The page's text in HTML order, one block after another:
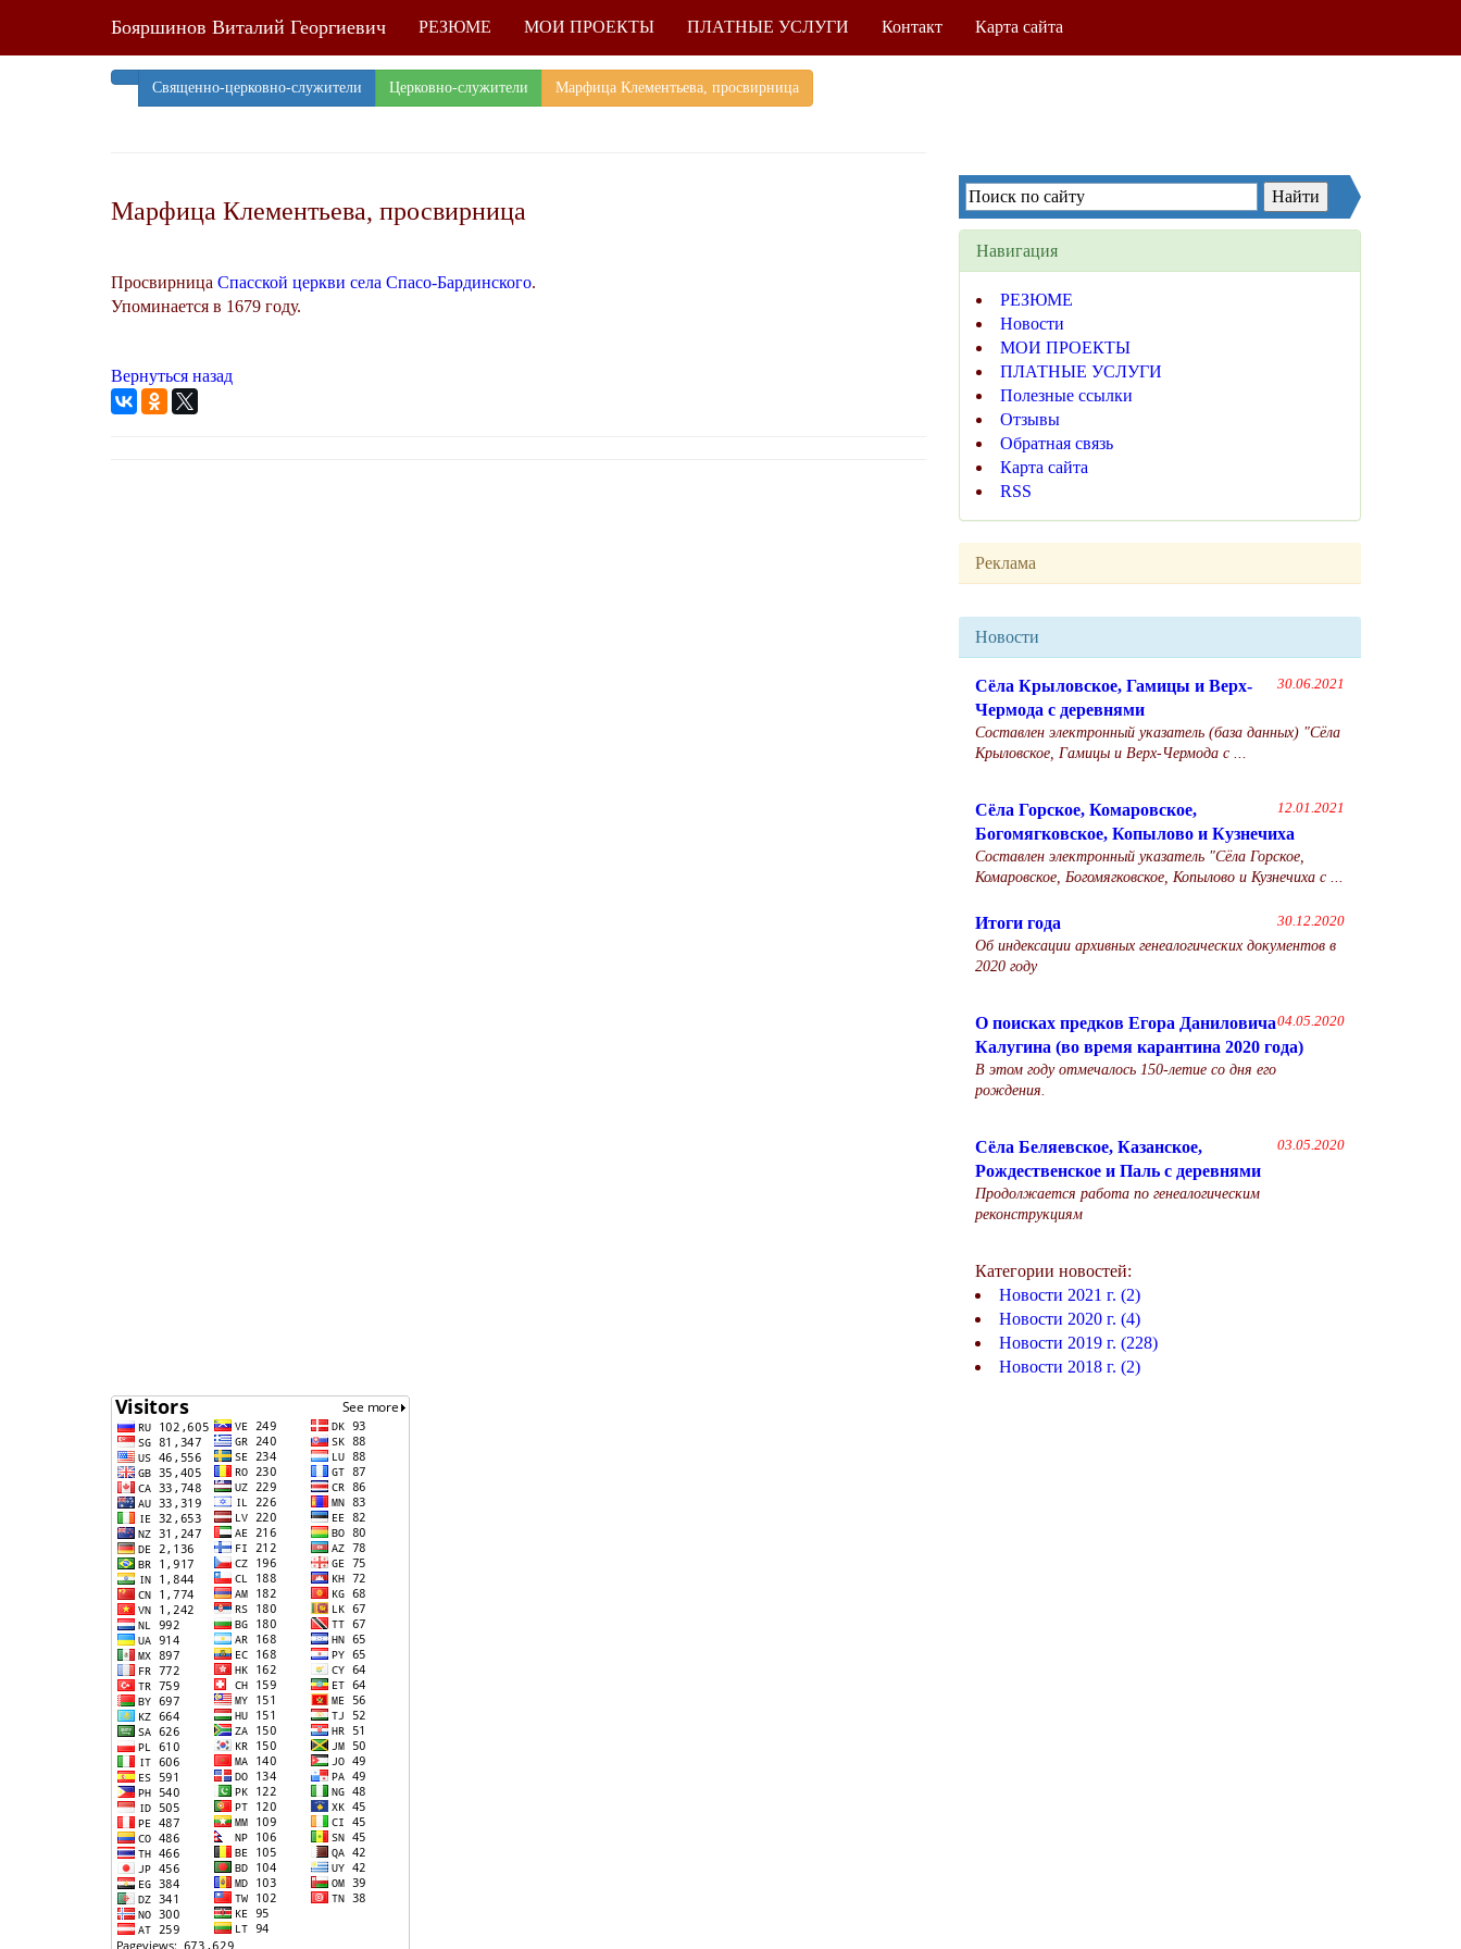
Бояршинов Виталий Георгиевич РЕЗЮМЕ МОИ ПРОЕКТЫ ПЛАТНЫЕ УСЛУГИ Контакт Карта сайта
Священно-церковно-служители Церковно-служители Марфица Клементьева, просвирница
Марфица Клементьева, просвирница
Просвирница Спасской церкви села Спасо-Бардинского.
Упоминается в 1679 году.
Вернуться назад
Навигация
РЕЗЮМЕ
Новости
МОИ ПРОЕКТЫ
ПЛАТНЫЕ УСЛУГИ
Полезные ссылки
Отзывы
Обратная связь
Карта сайта
RSS
Реклама
Новости
30.06.2021
Сёла Крыловское, Гамицы и Верх-
Чермода с деревнями
Составлен электронный указатель (база данных) "Сёла
Крыловское, Гамицы и Верх-Чермода с ...
12.01.2021
Сёла Горское, Комаровское,
Богомягковское, Копылово и Кузнечиха
Составлен электронный указатель "Сёла Горское,
Комаровское, Богомягковское, Копылово и Кузнечиха с ...
30.12.2020
Итоги года
Об индексации архивных генеалогических документов в
2020 году
04.05.2020
О поисках предков Егора Даниловича
Калугина (во время карантина 2020 года)
В этом году отмечалось 150-летие со дня его
рождения.
03.05.2020
Сёла Беляевское, Казанское,
Рождественское и Паль с деревнями
Продолжается работа по генеалогическим
реконструкциям
Категории новостей:
Новости 2021 г. (2)
Новости 2020 г. (4)
Новости 2019 г. (228)
Новости 2018 г. (2)